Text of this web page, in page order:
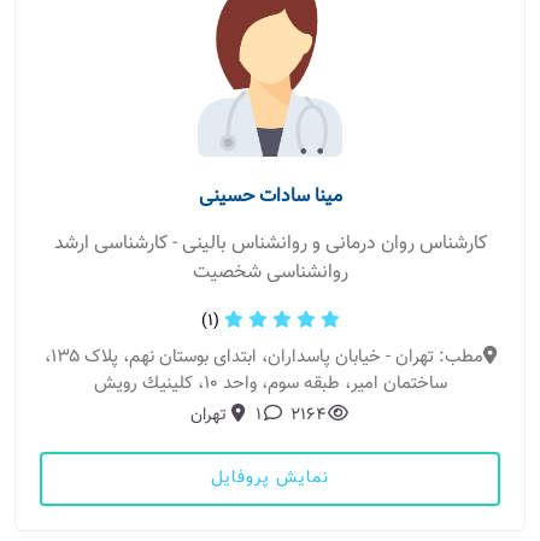
مینا سادات حسینی
کارشناس روان درمانی و روانشناس بالینی - کارشناسی ارشد
روانشناسی شخصیت
(1)
مطب: تهران - خیابان پاسداران، ابتدای بوستان نهم، پلاک ۱۳۵،
ساختمان امیر، طبقه سوم، واحد ۱۰، كلينيك رويش
2164
1 تهران
نمایش پروفایل